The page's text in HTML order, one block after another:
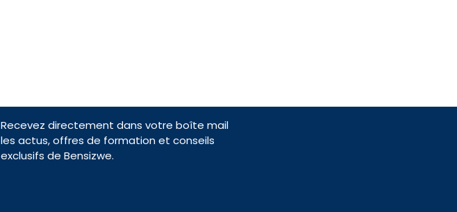
Recevez directement dans votre boîte mail
les actus, offres de formation et conseils
exclusifs de Bensizwe.